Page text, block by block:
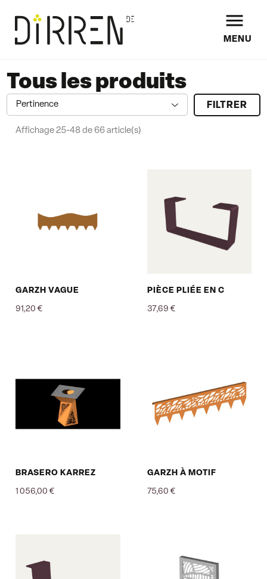

MENU
Tous les produits
Pertinence a FILTRER
Affichage 25-48 de 66 article(s)
GARZH VAGUE
91,20 €
PIÈCE PLIÉE EN C
37,69 €
BRASERO KARREZ
1 056,00 €
GARZH À MOTIF
75,60 €